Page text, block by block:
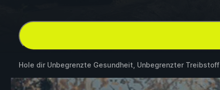
Hole dir Unbegrenzte Gesundheit, Unbegrenzter